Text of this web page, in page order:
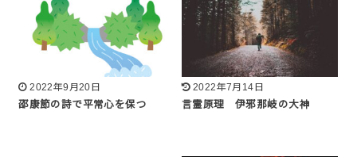
2022年9月20日
邵康節の詩で平常心を保つ
2022年7月14日
言霊原理 伊邪那岐の大神